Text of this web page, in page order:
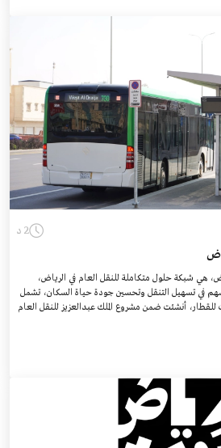
2 د
هي شبكة حلول متكاملة للنقل العام في الرياض،
في تسهيل التنقل وتحسين جودة حياة السكان، تشمل
للقطار، أنشئت ضمن مشروع الملك عبدالعزيز للنقل العام